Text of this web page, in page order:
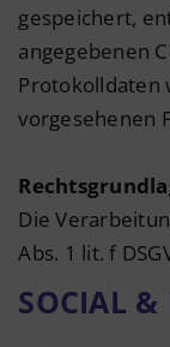
gespeichert,
angegebenen
Protokolldaten
vorgesehenen
Die
Abs. 1 lit. f
SOCIAL